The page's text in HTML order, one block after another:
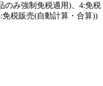
のみ強制免税適用)、4:免税
税販売(自動計算・合算))